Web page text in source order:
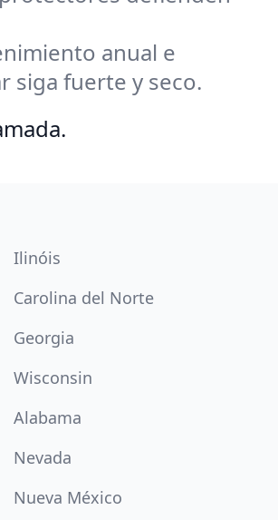
anual e
siga fuerte y seco.
Ilinóis
Carolina del Norte
Georgia
Wisconsin
Alabama
Nevada
Nueva México